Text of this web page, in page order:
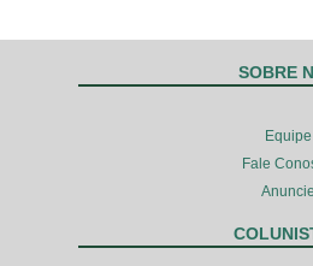
SOBRE
Equipe
Fale
Anuncie